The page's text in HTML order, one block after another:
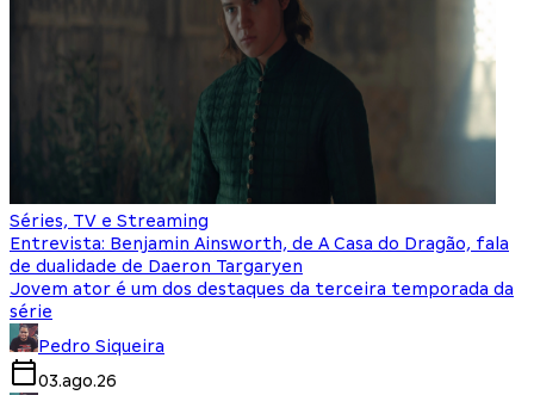
Séries, TV e Streaming
Entrevista: Benjamin Ainsworth, de A Casa do Dragão, fala
de dualidade de Daeron Targaryen
Jovem ator é um dos destaques da terceira temporada da
série
Pedro Siqueira
03.ago.26